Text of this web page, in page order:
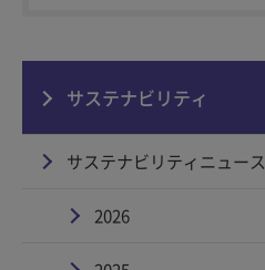
サステナビリティ
サステナビリティニュース
2026